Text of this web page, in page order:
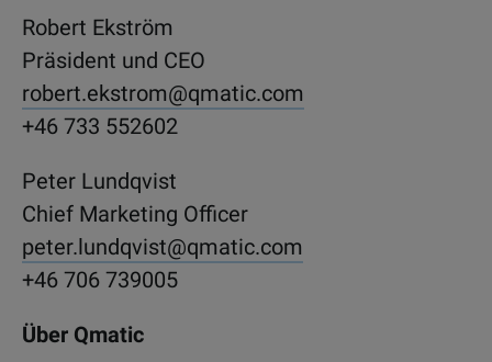
Robert Ekström
Präsident und CEO
robert.ekstrom@qmatic.com
+46 733 552602
Peter Lundqvist
Chief Marketing Officer
peter.lundqvist@qmatic.com
+46 706 739005
Über Qmatic